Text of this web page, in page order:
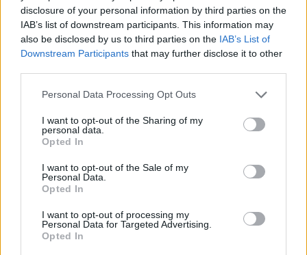
disclosure of your personal information by third parties on the
IAB’s list of downstream participants. This information may
also be disclosed by us to third parties on the IAB’s List of
Downstream Participants that may further disclose it to other
Personal Data Processing Opt Outs
I want to opt-out of the Sharing of my
personal data.
Opted In
I want to opt-out of the Sale of my
Personal Data.
Opted In
I want to opt-out of processing my
Personal Data for Targeted Advertising.
Opted In
További info:
facebook.com/cage.komarno
mail.: cage.komarno@gmail.com
Tel.: +421917100425
Facebook esemény:
A jegyek itt vásárolhatók meg: